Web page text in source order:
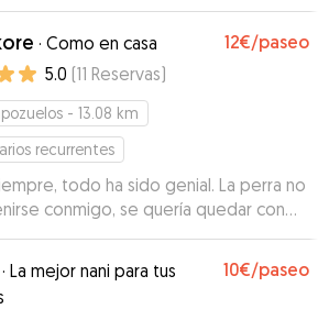
e Higiene.
· Como en casa 12€/paseo
5.0 (11 Reservas)
- 13.08 km
recurrentes
todo ha sido genial. La perra no
conmigo, se quería quedar con
· La mejor nani para tus
10€/paseo